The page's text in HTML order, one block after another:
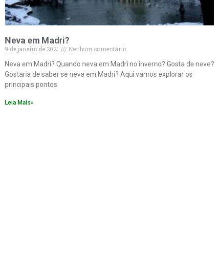
Neva em Madri?
9 de janeiro de 2021
Nenhum comentário
Neva em Madri? Quando neva em Madri no inverno? Gosta de neve?
Gostaria de saber se neva em Madri? Aqui vamos explorar os
principais pontos
Leia Mais»